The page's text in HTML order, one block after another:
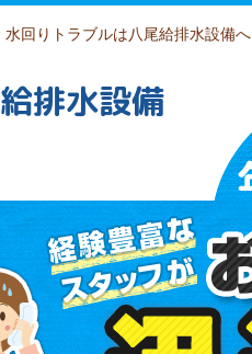
回りトラブルは八尾給排水設備へ
排水設備